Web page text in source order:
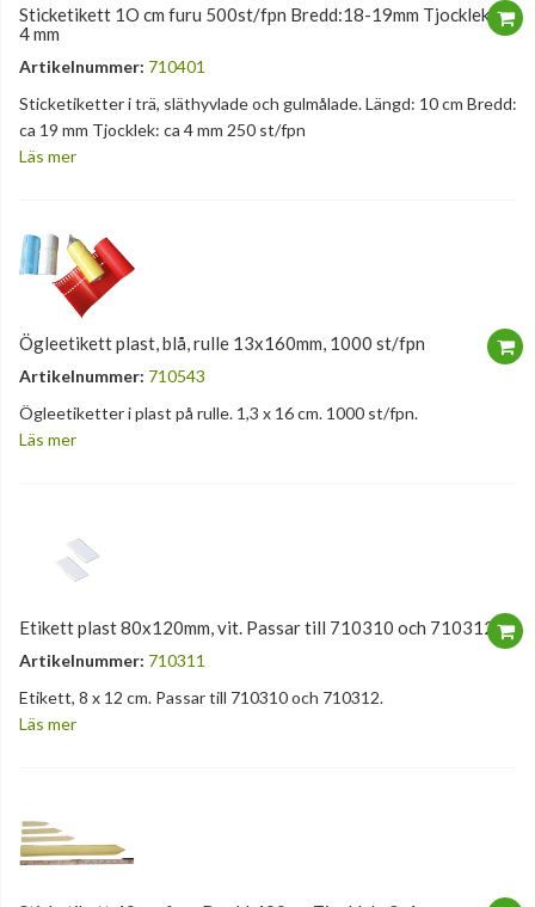
Sticketikett 1O cm furu 500st/fpn Bredd:18-19mm Tjocklek :3-
4 mm
Artikelnummer: 710401
Sticketiketter i trä, släthyvlade och gulmålade. Längd: 10 cm Bredd:
ca 19 mm Tjocklek: ca 4 mm 250 st/fpn
Läs mer
Ögleetikett plast, blå, rulle 13x160mm, 1000 st/fpn
Artikelnummer: 710543
Ögleetiketter i plast på rulle. 1,3 x 16 cm. 1000 st/fpn.
Läs mer
Etikett plast 80x120mm, vit. Passar till 710310 och 710312
Artikelnummer: 710311
Etikett, 8 x 12 cm. Passar till 710310 och 710312.
Läs mer